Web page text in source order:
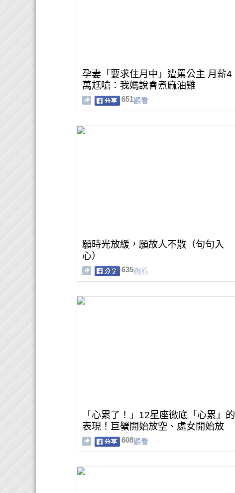
孕妻「要求住月中」遭罵公主 月薪4
萬尪嗆：我媽說會煮麻油雞
651觀看
願時光放緩，願故人不散（句句入
心）
635觀看
「心累了！」12星座徹底「心累」的
表現！巨蟹開始放空、處女開始放
縱，摩羯「說走就走」！
608觀看